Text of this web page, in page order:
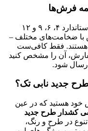
فرش‌ها
روفرشی‌های کش‌دار جدید در سایزهای استاندارد ۴، ۶، ۹ و ۱۲
با ضخامت‌های مختلف –
فقط کافی‌ست
آن را مشخص کنید
شود.
جدید نابی تک؟
خود هستید که در عین
کشدار طرح جدید
در طرح و رنگ،